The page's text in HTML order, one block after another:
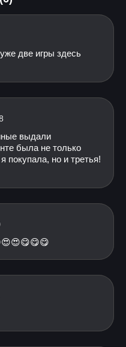
две игры здесь
выдали
была не только
покупала, но и третья!